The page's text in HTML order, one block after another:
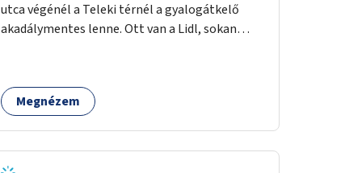
utca végénél a Teleki térnél a gyalogátkelő
akadálymentes lenne. Ott van a Lidl, sokan
zebra nem akadálymentes. A gyalogátkelő
mindenkié, ez ne csak elméletben legyen igaz
Megnézem